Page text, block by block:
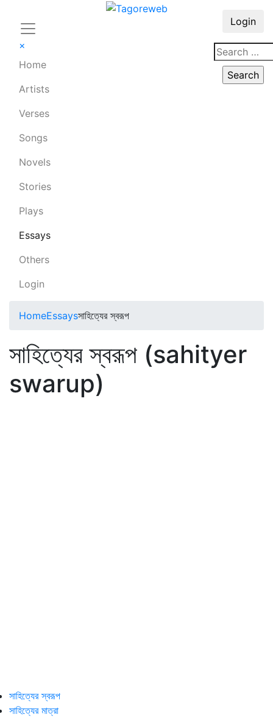
×
Home
Artists
Verses
Songs
Novels
Stories
Plays
Essays
Others
Login
Login
HomeEssaysসাহিত্যের স্বরূপ
সাহিত্যের স্বরূপ (sahityer
swarup)
সাহিত্যের স্বরূপ
সাহিত্যের মাত্রা